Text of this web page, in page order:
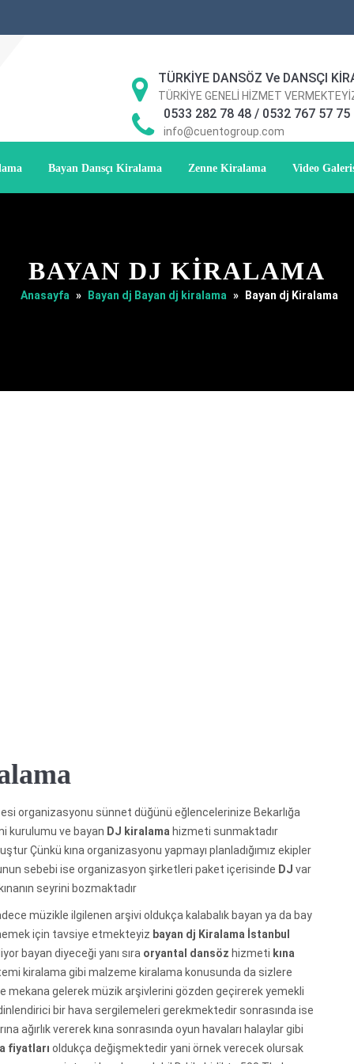
TÜRKİYE DANSÖZ Ve DANSÇI
TÜRKİYE GENELİ HİZMET
0533 282 78 48 / 0532 767 57 75
info@cuentogroup.com
Bayan Dansçı Kiralama Zenne Kiralama Video
BAYAN DJ KIRALAMA
Anasayfa » Bayan dj Bayan dj kiralama » Bayan dj Kiralama
organizasyonu sünnet düğünü eğlencelerinize Bekarlığa
kurulumu ve bayan DJ kiralama hizmeti sunmaktadır
Çünkü kına organizasyonu yapmayı planladığımız ekipler
sebebi ise organizasyon şirketleri paket içerisinde DJ var
seyrini bozmaktadır
müzikle ilgilenen arşivi oldukça kalabalık bayan ya da bay
için tavsiye etmekteyiz bayan dj Kiralama İstanbul
bayan diyeceği yanı sıra oryantal dansöz hizmeti kına
kiralama gibi malzeme kiralama konusunda da sizlere
mekana gelerek müzik arşivlerini gözden geçirerek yemekli
bir hava sergilemeleri gerekmektedir sonrasında ise
ağırlık vererek kına sonrasında oyun havaları halaylar gibi
fiyatları oldukça değişmektedir yani örnek verecek olursak